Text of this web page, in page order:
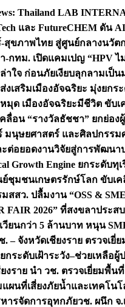
Thailand LAB
และ FutureCHEM ดัน
สุขภาพไทย สู่ศูนย์กลางนวัต
-กทม. เปิดแคมเปญ “HPV ไ
าใจ ก่อนภัยเงียบลุกลามเป็น
เสริมเมืองอัจฉริยะ มุ่งยกร
มุด เมืองอัจฉริยะมีชีวิต ขับเ
ลื่อน “รางวัลธัชชา” ยกย่อ
มนุษยศาสตร์ และศิลปกรรม
ต่อยอดงานวิจัยสู่การพัฒนา
Growth Engine ยกระดับ
ย์ชุมชนเกษตรรักษ์โลก ขับเ
มสสว. ปลื้มงาน “OSS &
FAIR 2026” ที่สงขลาประส
วียนกว่า 5 ล้านบาท หนุน
. – จังหวัดเชียงราย ตรวจเ
ระดับเฝ้าระวัง–ช่วยเหลือผู้
ยงราย นำ วช. ตรวจเยี่ยมพื้
ผนที่เสี่ยงภัยน้ำและเทคโน
ารจัดการอุทกภัยวช. ผนึก จ.